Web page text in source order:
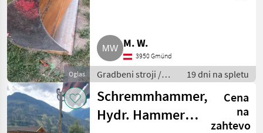
Oglas
M. W.
3950 Gmünd
Gradbeni stroji /
Priključki za bagre
19 dni na spletu
Schremmhammer,
Hydr. Hammer
Cena
na
zahtevo